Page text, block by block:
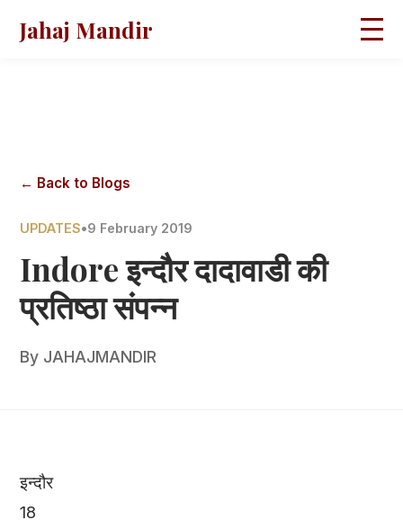
Jahaj Mandir
← Back to Blogs
UPDATES•9 February 2019
Indore इन्दौर दादावाडी की
प्रतिष्ठा संपन्न
By JAHAJMANDIR
इन्दौर
18